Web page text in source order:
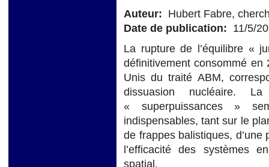
Auteur: Hubert Fabre,
Date de publication: 11/5/
La rupture de l’équilibre «
définitivement consommé
Unis du traité ABM,
dissuasion nucléaire.
« superpuissances »
indispensables, tant sur le
de frappes balistiques, d’une
l’efficacité des systèmes
spatial.